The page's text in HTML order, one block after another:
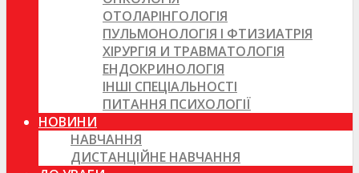
ОТОЛАРІНГОЛОГІЯ
ПУЛЬМОНОЛОГІЯ І ФТИЗИАТРІЯ
ХІРУРГІЯ И ТРАВМАТОЛОГІЯ
ЕНДОКРИНОЛОГІЯ
ІНШІ СПЕЦІАЛЬНОСТІ
ПИТАННЯ ПСИХОЛОГІЇ
НОВИНИ
НАВЧАННЯ
ДИСТАНЦІЙНЕ НАВЧАННЯ